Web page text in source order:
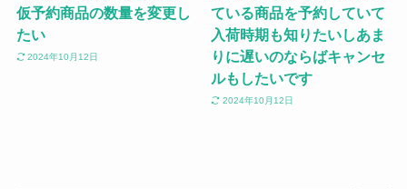
仮予約商品の数量を変更し
たい
2024年10月12日
ている商品を予約していて
入荷時期も知りたいしあま
りに遅いのならばキャンセ
ルもしたいです
2024年10月12日